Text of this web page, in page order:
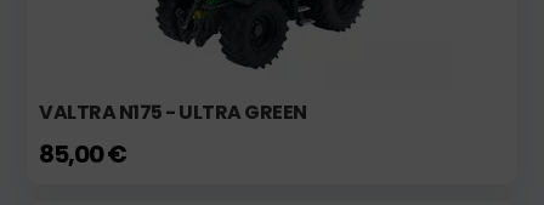
VALTRA N175 - ULTRA GREEN
85,00 €